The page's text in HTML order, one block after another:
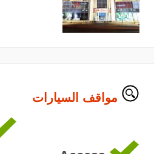
مواقف السيارات